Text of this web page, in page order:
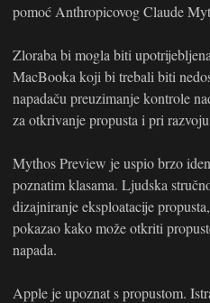
pomoć Anthropicovog Claude
Zloraba bi mogla biti
MacBooka koji bi trebali biti
napadaču preuzimanje kontrole
za otkrivanje propusta i pri
Mythos Preview je uspio brzo
poznatim klasama. Ljudska
dizajniranje eksploatacije
pokazao kako može otkriti
napada.
Apple je upoznat s propustom.